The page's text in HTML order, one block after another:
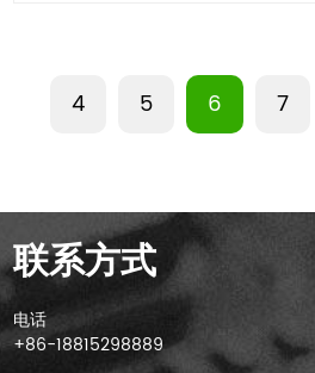
4
5 6 7
联系方式
电话
+86-18815298889